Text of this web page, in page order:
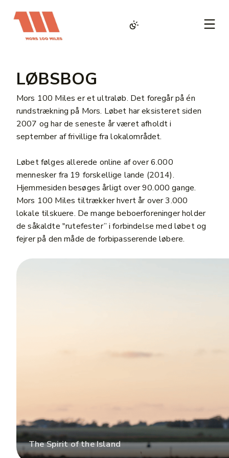
LØBSBOG
Mors 100 Miles er et ultraløb. Det foregår på én
rundstrækning på Mors. Løbet har eksisteret siden
2007 og har de seneste år været afholdt i
september af frivillige fra lokalområdet.
Løbet følges allerede online af over 6.000
mennesker fra 19 forskellige lande (2014).
Hjemmesiden besøges årligt over 90.000 gange.
Mors 100 Miles tiltrækker hvert år over 3.000
lokale tilskuere. De mange beboerforeninger holder
de såkaldte "rutefester” i forbindelse med løbet og
fejrer på den måde de forbipasserende løbere.
The Spirit of the Island